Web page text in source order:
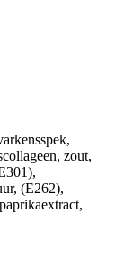
zout,
(E262),